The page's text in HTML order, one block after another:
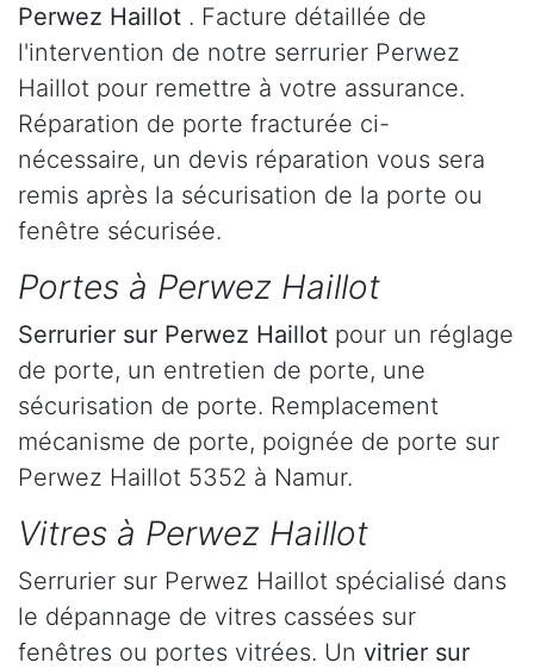
Perwez Haillot . Facture détaillée de
l'intervention de notre serrurier Perwez
Haillot pour remettre à votre assurance.
Réparation de porte fracturée ci-
nécessaire, un devis réparation vous sera
remis après la sécurisation de la porte ou
fenêtre sécurisée.
Portes à Perwez Haillot
Serrurier sur Perwez Haillot pour un réglage
de porte, un entretien de porte, une
sécurisation de porte. Remplacement
mécanisme de porte, poignée de porte sur
Perwez Haillot 5352 à Namur.
Vitres à Perwez Haillot
Serrurier sur Perwez Haillot spécialisé dans
le dépannage de vitres cassées sur
fenêtres ou portes vitrées. Un vitrier sur